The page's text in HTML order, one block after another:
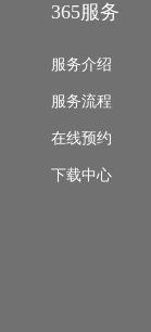
365服务
服务介绍
服务流程
在线预约
下载中心